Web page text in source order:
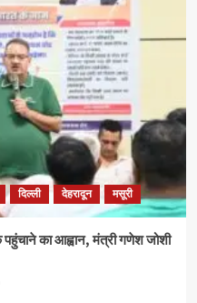
दिल्ली देहरादून मसूरी
का आह्वान, मंत्री गणेश जोशी